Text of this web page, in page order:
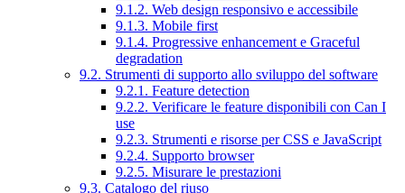
9.1.2. Web design responsivo e accessibile
9.1.3. Mobile first
9.1.4. Progressive enhancement e Graceful
degradation
9.2. Strumenti di supporto allo sviluppo del software
9.2.1. Feature detection
9.2.2. Verificare le feature disponibili con Can I
use
9.2.3. Strumenti e risorse per CSS e JavaScript
9.2.4. Supporto browser
9.2.5. Misurare le prestazioni
9.3. Catalogo del riuso